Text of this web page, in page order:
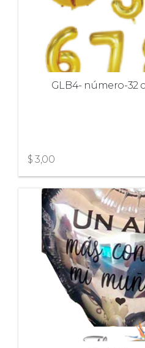
GLB4- número-32
$ 3,00